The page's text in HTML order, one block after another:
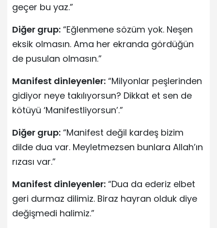
geçer bu yaz.”
Diğer grup: “Eğlenmene sözüm yok. Neşen
eksik olmasın. Ama her ekranda gördüğün
de pusulan olmasın.”
Manifest dinleyenler: “Milyonlar peşlerinden
gidiyor neye takılıyorsun? Dikkat et sen de
kötüyü ‘Manifestliyorsun’.”
Diğer grup: “Manifest değil kardeş bizim
dilde dua var. Meyletmezsen bunlara Allah’ın
rızası var.”
Manifest dinleyenler: “Dua da ederiz elbet
geri durmaz dilimiz. Biraz hayran olduk diye
değişmedi halimiz.”